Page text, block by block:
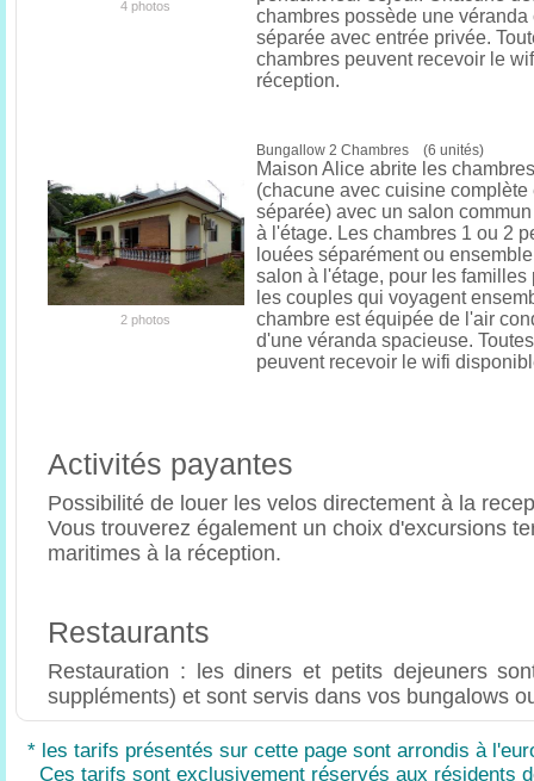
4 photos
chambres possède une véranda
séparée avec entrée privée.
chambres peuvent recevoir le
réception.
2 photos
Bungallow 2 Chambres (6 unités)
Maison Alice abrite les
(chacune avec cuisine
séparée) avec un salon
à l'étage. Les chambres 1 ou 2
louées séparément ou
salon à l'étage, pour les familles
les couples qui voyagent
chambre est équipée de l'air
d'une véranda spacieuse.
peuvent recevoir le wifi
Activités payantes
Possibilité de louer les velos directement à la
Vous trouverez également un choix d'excursions
maritimes à la réception.
Restaurants
Restauration : les diners et petits dejeuners
suppléments) et sont servis dans vos bungalows
* les tarifs présentés sur cette page sont arrondis à
Ces tarifs sont exclusivement réservés aux résidents